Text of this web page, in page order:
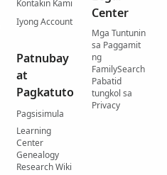
Kontakin Kami
Iyong Account
Patnubay
at
Pagkatuto
Pagsisimula
Learning
Center
Genealogy
Research Wiki
Center
Mga Tuntunin
sa Paggamit
ng
FamilySearch
Pabatid
tungkol sa
Privacy